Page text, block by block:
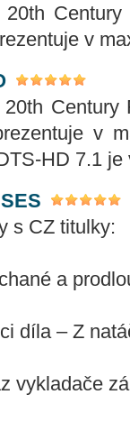
20th
v
20th
v
HD 7.1
s CZ titulky:
a
díla – Z
vykladače